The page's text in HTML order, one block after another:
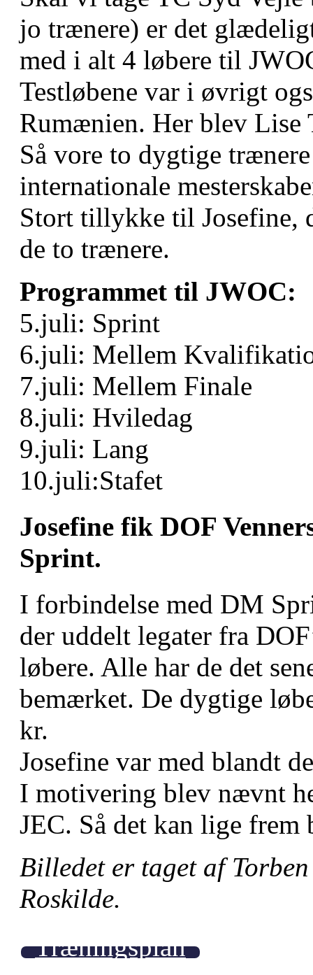
jo trænere) er det
med i alt 4 løbere til
Testløbene var i øvrigt
Rumænien. Her blev Lise
Så vore to dygtige
internationale
Stort tillykke til Josefine,
de to trænere.
Programmet til JWOC:
5.juli: Sprint
6.juli: Mellem
7.juli: Mellem Finale
8.juli: Hviledag
9.juli: Lang
10.juli:Stafet
Josefine fik DOF
Sprint.
I forbindelse med DM
der uddelt legater fra
løbere. Alle har de det
bemærket. De dygtige
kr.
Josefine var med blandt
I motivering blev nævnt
JEC. Så det kan lige
Billedet er taget af
Roskilde.
Træningsplan